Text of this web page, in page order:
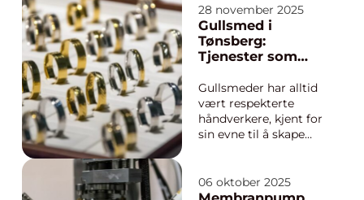
Forskningsprojekt kan
inte pausa,
kvalitetsgranskningar
kan inte vänta och
deadlines är ofta
orubbliga. I den
världen har interim l...
28 november 2025
Gullsmed i
Tønsberg:
Tjenester som
behov
Gullsmeder har alltid
vært respekterte
håndverkere, kjent for
sin evne til å skape
gjenstander. Byen
Tønsberg, med sin
06 oktober 2025